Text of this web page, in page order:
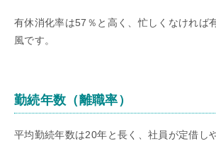
有休消化率は57％と高く、忙しくなければ
風です。
勤続年数（離職率）
平均勤続年数は20年と長く、社員が定借し